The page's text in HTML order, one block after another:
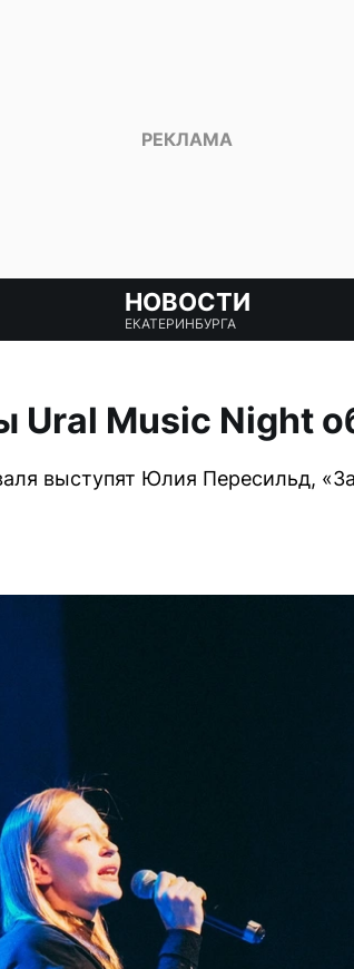
НОВОСТИ
ЕКАТЕРИНБУРГА
Ural Music Night
выступят Юлия Пересильд,